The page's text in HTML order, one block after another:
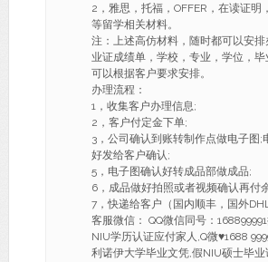
2，雅思，托福，OFFER，在读证明
等留学相关材料。
注：上述高仿材料，随时都可以安排
业证成绩单，学校，专业，学位，毕
可以根据客户要求安排。
办理流程：
1，收集客户办理信息;
2，客户付定金下单;
3，公司确认到账转制作点做电子图;
好发给客户确认;
5，电子图确认好转成品部做成品;
6，成品做好拍照或者视频确认再付
7，快递给客户（国内顺丰，国外DHL
客服微信： QQ微信同号：
NIU学历认证应付家人,Q微♥1688
利诺伊大学毕业文凭,假NIU硕士毕业